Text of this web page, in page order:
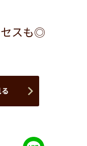
セスも◎